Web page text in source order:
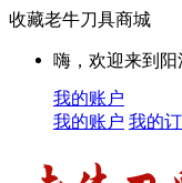
收藏老牛刀具商城
嗨，欢迎来到
我的账户
我的账户 我的